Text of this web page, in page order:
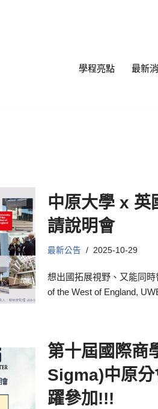
學程亮點 最新
中原大學 x 英
請說明會
最新公告 2025-10-29
想出國拓展視野、又能同
of the West of England,
第十屆國際商
Sigma)中原
躍參加!!!